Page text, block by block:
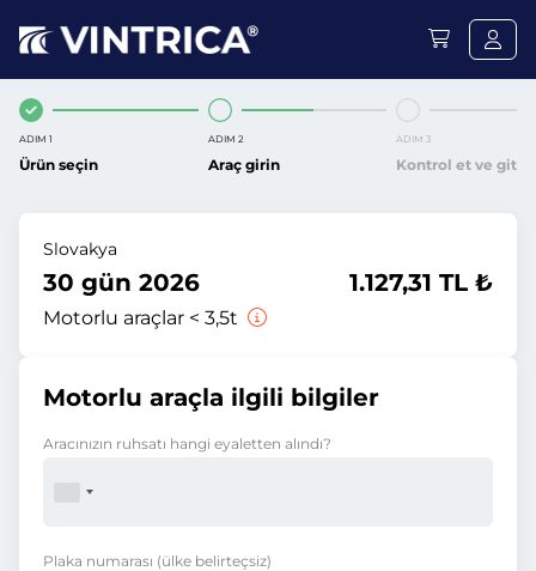
ADIM 1
Ürün seçin
ADIM 2
Araç girin
ADIM 3
Kontrol et ve git
Slovakya
30 gün 2026
Motorlu araçlar < 3,5t
1.127,31 TL ₺
Motorlu araçla ilgili bilgiler
Aracınızın ruhsatı hangi eyaletten alındı?
Plaka numarası (ülke belirteçsiz)